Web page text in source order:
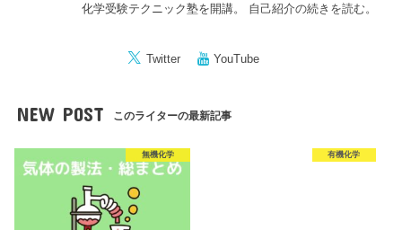
化学受験テクニック塾を開講。 自己紹介の続きを読む。
Twitter YouTube
NEW POST このライターの最新記事
無機化学 有機化学